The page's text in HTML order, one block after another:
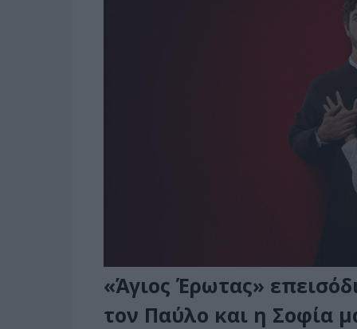
«Άγιος Έρωτας»
τον Παύλο και η Σοφία